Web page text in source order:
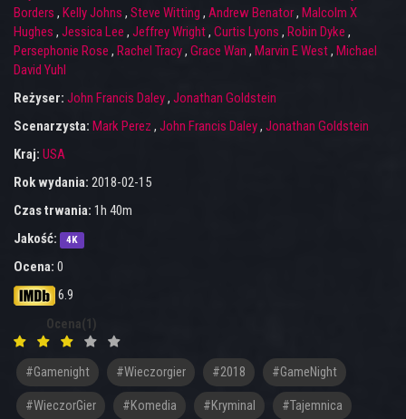
Borders , Kelly Johns , Steve Witting , Andrew Benator, Malcolm X
Hughes , Jessica Lee , Jeffrey Wright, Curtis Lyons , Robin Dyke ,
Persephonie Rose , Rachel Tracy, Grace Wan , Marvin E West, Michael
David Yuhl
Reżyser: John Francis Daley, Jonathan Goldstein
Scenarzysta: Mark Perez , John Francis Daley, Jonathan Goldstein
Kraj: USA
Rok wydania: 2018-02-15
Czas trwania: 1h 40m
Jakość:
4K
Ocena: 0
6.9
Ocena(1)
#gamenight #wieczorgier #2018 #GameNight
#WieczorGier #komedia #kryminal #tajemnica